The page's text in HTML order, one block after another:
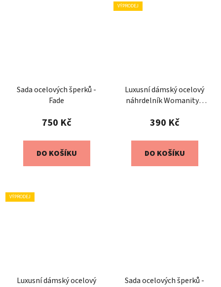
Sada ocelových šperků -
Fade
750 Kč
DO KOŠÍKU
VÝPRODEJ
Luxusní dámský ocelový
náhrdelník Womanity -
390 Kč
DO KOŠÍKU
VÝPRODEJ
Luxusní dámský ocelový
Sada ocelových šperků -